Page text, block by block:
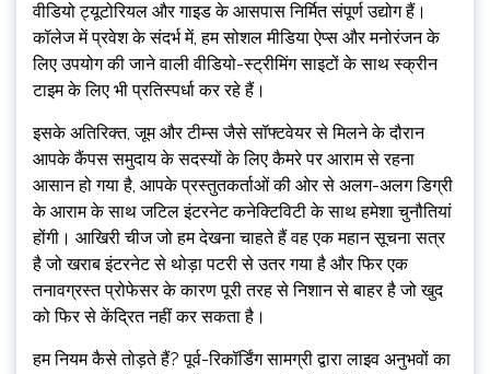
वीडियो ट्यूटोरियल और गाइड के आसपास निर्मित संपूर्ण उद्योग हैं।
कॉलेज में प्रवेश के संदर्भ में, हम सोशल मीडिया ऐप्स और मनोरंजन के
लिए उपयोग की जाने वाली वीडियो-स्ट्रीमिंग साइटों के साथ स्क्रीन
टाइम के लिए भी प्रतिस्पर्धा कर रहे हैं।
इसके अतिरिक्त, जूम और टीम्स जैसे सॉफ्टवेयर से मिलने के दौरान
आपके कैंपस समुदाय के सदस्यों के लिए कैमरे पर आराम से रहना
आसान हो गया है, आपके प्रस्तुतकर्ताओं की ओर से अलग-अलग डिग्री
के आराम के साथ जटिल इंटरनेट कनेक्टिविटी के साथ हमेशा चुनौतियां
होंगी। आखिरी चीज जो हम देखना चाहते हैं वह एक महान सूचना सत्र
है जो खराब इंटरनेट से थोड़ा पटरी से उतर गया है और फिर एक
तनावग्रस्त प्रोफेसर के कारण पूरी तरह से निशान से बाहर है जो खुद
को फिर से केंद्रित नहीं कर सकता है।
हम नियम कैसे तोड़ते हैं? पूर्व-रिकॉर्डिंग सामग्री द्वारा लाइव अनुभवों का